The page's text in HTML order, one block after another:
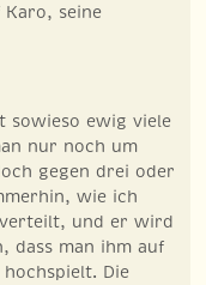
seine
sowieso ewig viele
nur noch um
gegen drei oder
wie ich
und er wird
dass man ihm auf
Die